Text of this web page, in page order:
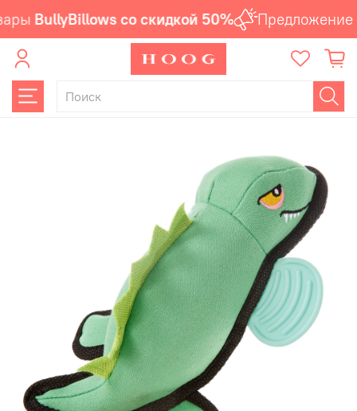
BullyBillows со скидкой 50% Предложение